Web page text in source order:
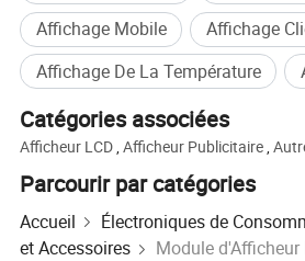
Étiquettes électroniques de tablette pour
numériques de prix d'entrepôt.
Écrans de salle de conférence/de
Des conseils d'information publique
bibliothèques, les stations de transport
Panneaux de commande industriels
Carnets de notes, tablettes
Affichage Mobile
Affichage
Affichage De La Température
Catégories associées
Afficheur LCD,Afficheur Publicitaire,
Parcourir par catégories
Accueil Électroniques de
et Accessoires
Module d'Afficheur